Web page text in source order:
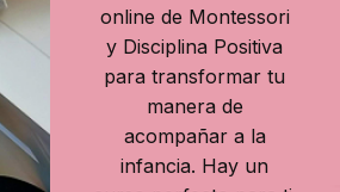
online de Montessori
y Disciplina Positiva
para transformar tu
manera de
acompañar a la
infancia. Hay un